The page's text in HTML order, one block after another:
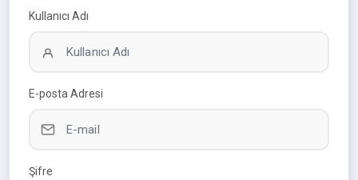
Kullanıcı Adı
E-posta Adresi
Şifre